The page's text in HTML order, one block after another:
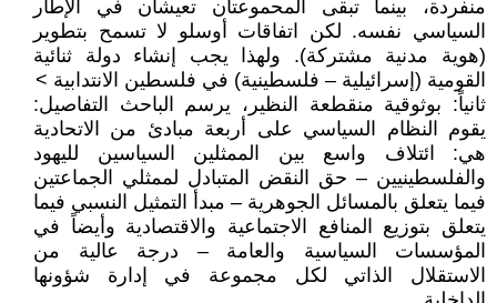
منفردة، بينما تبقى المحموعتان تعيشان في الإطار
السياسي نفسه. لكن اتفاقات أوسلو لا تسمح بتطوير
(هوية مدنية مشتركة). ولهذا يجب إنشاء دولة ثنائية
القومية (إسرائيلية – فلسطينية) في فلسطين الانتدابية >
ثانياً: بوثوقية منقطعة النظير، يرسم الباحث التفاصيل:
يقوم النظام السياسي على أربعة مبادئ من الاتحادية
هي: ائتلاف واسع بين الممثلين السياسين لليهود
والفلسطينيين – حق النقض المتبادل لممثلي الجماعتين
فيما يتعلق بالمسائل الجوهرية – مبدأ التمثيل النسبي فيما
يتعلق بتوزيع المنافع الاجتماعية والاقتصادية وأيضاً في
المؤسسات السياسية والعامة – درجة عالية من
الاستقلال الذاتي لكل مجموعة في إدارة شؤونها